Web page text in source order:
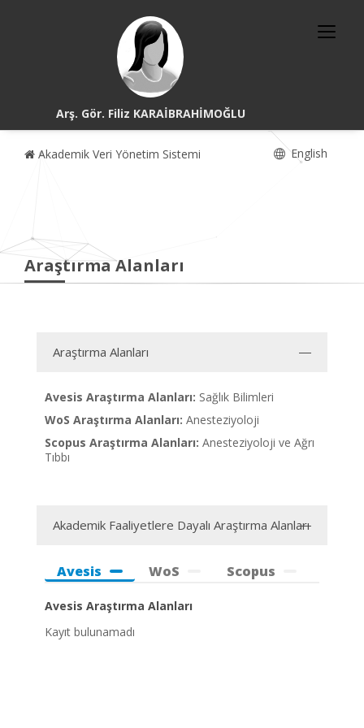
Arş. Gör. Filiz KARAİBRAHİMOĞLU
Akademik Veri Yönetim Sistemi English
Araştırma Alanları
Araştırma Alanları
Avesis Araştırma Alanları: Sağlık Bilimleri
WoS Araştırma Alanları: Anesteziyoloji
Scopus Araştırma Alanları: Anesteziyoloji ve Ağrı
Tıbbı
Akademik Faaliyetlere Dayalı Araştırma Alanları
Avesis WoS Scopus
Avesis Araştırma Alanları
Kayıt bulunamadı